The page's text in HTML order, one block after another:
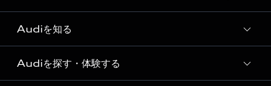
Audiを知る
Audi ブランド
Audiを探す・体験する